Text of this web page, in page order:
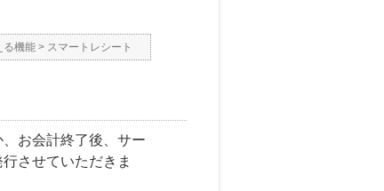
る機能 > スマートレシート
お会計終了後、サー
させていただきま